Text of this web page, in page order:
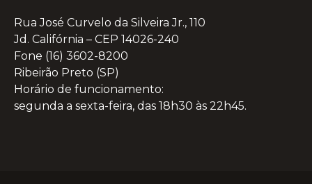
Rua José Curvelo da Silveira Jr., 110
Jd. Califórnia – CEP 14026-240
Fone (16) 3602-8200
Ribeirão Preto (SP)
Horário de funcionamento:
segunda a sexta-feira, das 18h30 às 22h45.